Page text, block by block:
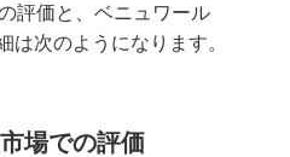
評価と、ベニュワール
は次のようになります。
場での評価